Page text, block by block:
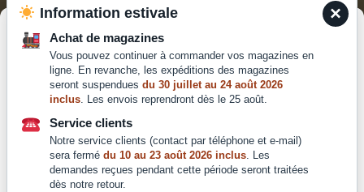
Pour offrir les meilleures expériences, nous utilisons des technologies
telles que les cookies pour stocker et/ou accéder aux informations des
appareils. Le fait de consentir à ces technologies nous permettra de
traiter des données telles que le comportement de navigation ou les ID
uniques sur ce site. Le fait de ne pas consentir ou de retirer son
consentement peut avoir un effet négatif sur certaines caractéristiques
et fonctions.
Contacter le service client
Mentions légales
Conditions générales de
vente et d'utilisation
×
Information estivale
Achat de magazines
Vous pouvez continuer à commander vos magazines en
ligne. En revanche, les expéditions des magazines
seront suspendues du 30 juillet au 24 août 2026
inclus. Les envois reprendront dès le 25 août.
Service clients
Notre service clients (contact par téléphone et e-mail)
sera fermé du 10 au 23 août 2026 inclus. Les
demandes reçues pendant cette période seront traitées
dès notre retour.